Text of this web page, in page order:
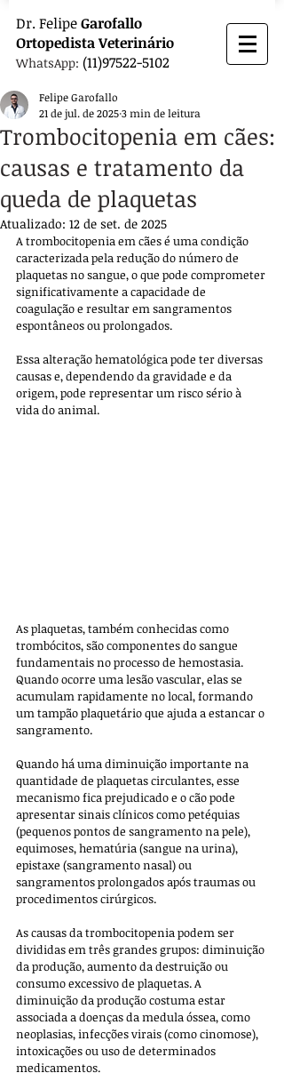
Dr. FelipeGarofallo
OrtopedistaVeterinário
WhatsApp: (11)97522-5102
Trombocitopenia em cães:
causas e tratamento da
queda de plaquetas
Felipe Garofallo
21 de jul. de 20253 min de leitura
Atualizado: 12 de set. de 2025
A trombocitopenia em cães é uma condição
caracterizada pela redução do número de
plaquetas no sangue, o que pode comprometer
significativamente a capacidade de
coagulação e resultar em sangramentos
espontâneos ou prolongados.
Essa alteração hematológica pode ter diversas
causas e, dependendo da gravidade e da
origem, pode representar um risco sério à
vida do animal.
As plaquetas, também conhecidas como
trombócitos, são componentes do sangue
fundamentais no processo de hemostasia.
Quando ocorre uma lesão vascular, elas se
acumulam rapidamente no local, formando
um tampão plaquetário que ajuda a estancar o
sangramento.
Quando há uma diminuição importante na
quantidade de plaquetas circulantes, esse
mecanismo fica prejudicado e o cão pode
apresentar sinais clínicos como petéquias
(pequenos pontos de sangramento na pele),
equimoses, hematúria (sangue na urina),
epistaxe (sangramento nasal) ou
sangramentos prolongados após traumas ou
procedimentos cirúrgicos.
As causas da trombocitopenia podem ser
divididas em três grandes grupos: diminuição
da produção, aumento da destruição ou
consumo excessivo de plaquetas. A
diminuição da produção costuma estar
associada a doenças da medula óssea, como
neoplasias, infecções virais (como cinomose),
intoxicações ou uso de determinados
medicamentos.